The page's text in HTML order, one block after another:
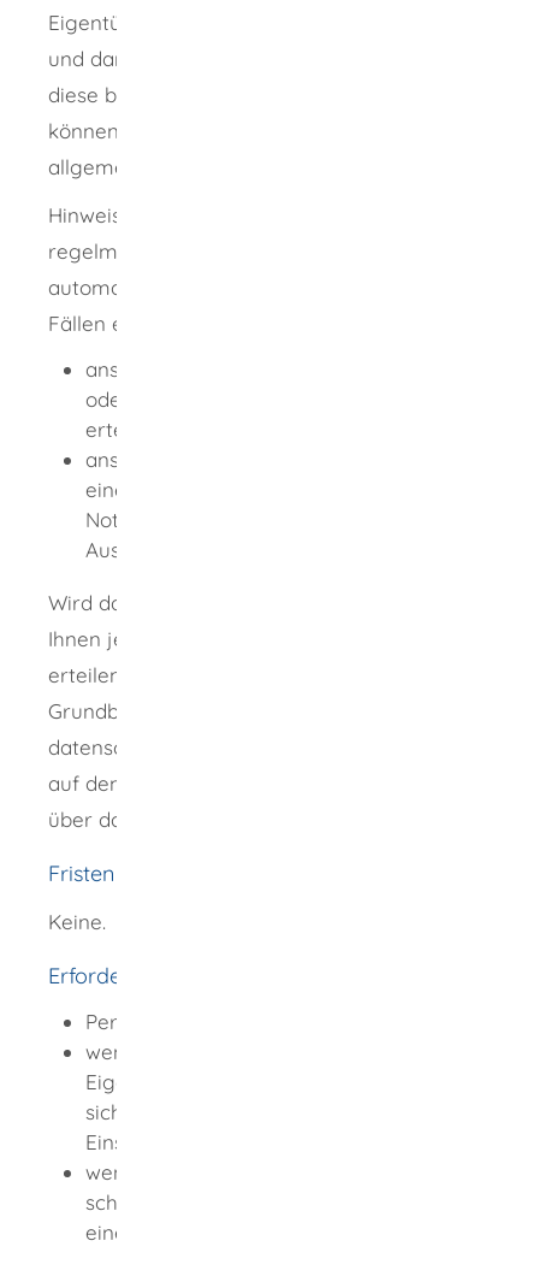
Eigentümerin oder Eigentümer eingetragen
und damit antragsberechtigt ist, müssen Sie
diese bevollmächtigen. Eine Vollmacht
können Sie für diesen Einzelfall oder
allgemein als Vorsorgevollmacht erteilen.
Hinweis:
regelmäßig in maschineller Form als
automatisierte Datei geführt. In solchen
Fällen erhalten Sie
anstelle der Abschrift einen Ausdruck
oder einen von Notarin oder Notar
erteilt
anstelle einer beglaubigten Abschrift
einen amtlichen Ausdruck oder einen von
Notarin oder Notar erteilten beglaubigten
Ausdruck.
Wird das Grundbuch maschinell geführt, kann
Ihnen jedes Grundbuchamt einen Ausdruck
erteilen. Die Übersendung des
Grundbuchausdrucks erfolgt aus
datenschutzrechtlichen Gründen in der Regel
auf dem Postweg und nicht unverschlüsselt
über das Internet.
Fristen
Keine.
Erforderliche Unterlagen
Personalausweis oder Reisepass
wenn Sie nicht der Eigentümer oder die
Eigentümerin sind: Unterlagen, aus denen
sich das berechtigte Interesse an der
Einsichtnahme ergibt
wenn Sie sich vertreten lassen:
schriftliche Vollmacht von der Person, die
einen Antrag stellen darf